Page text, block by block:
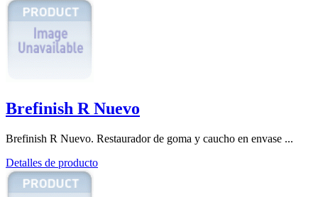
Brefinish R Nuevo
Brefinish R Nuevo. Restaurador de goma y caucho en envase ...
Detalles de producto